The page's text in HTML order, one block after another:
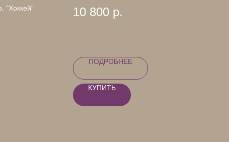
"Хоккей"
10 800 р.
ПОДРОБНЕЕ
КУПИТЬ